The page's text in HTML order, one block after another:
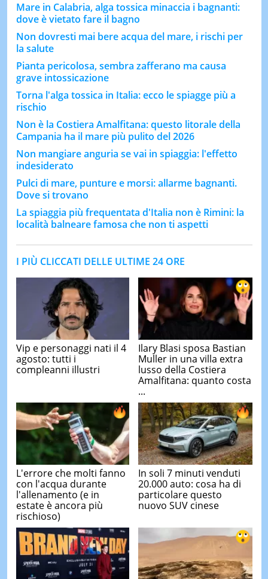
Mare in Calabria, alga tossica minaccia i bagnanti:
dove è vietato fare il bagno
Non dovresti mai bere acqua del mare, i rischi per
la salute
Pianta pericolosa, sembra zafferano ma causa
grave intossicazione
Torna l'alga tossica in Italia: ecco le spiagge più a
rischio
Non è la Costiera Amalfitana: questo litorale della
Campania ha il mare più pulito del 2026
Non mangiare anguria se vai in spiaggia: l'effetto
indesiderato
Pulci di mare, punture e morsi: allarme bagnanti.
Dove si trovano
La spiaggia più frequentata d'Italia non è Rimini: la
località balneare famosa che non ti aspetti
I PIÙ CLICCATI DELLE ULTIME 24 ORE
Vip e personaggi nati il 4
agosto: tutti i
compleanni illustri
Ilary Blasi sposa Bastian
Muller in una villa extra
lusso della Costiera
Amalfitana: quanto costa
...
L'errore che molti fanno
con l'acqua durante
l'allenamento (e in
estate è ancora più
rischioso)
In soli 7 minuti venduti
20.000 auto: cosa ha di
particolare questo
nuovo SUV cinese